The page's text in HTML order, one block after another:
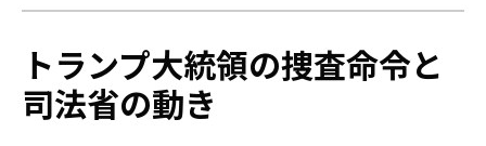
トランプ大統領の捜査命令と
司法省の動き